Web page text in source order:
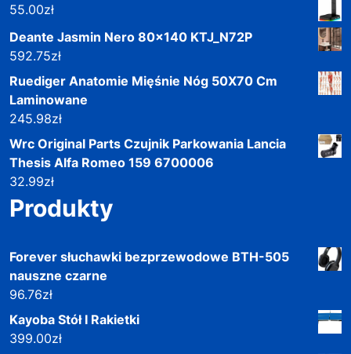
55.00zł
Deante Jasmin Nero 80x140 KTJ_N72P
592.75zł
Ruediger Anatomie Mięśnie Nóg 50X70 Cm
Laminowane
245.98zł
Wrc Original Parts Czujnik Parkowania Lancia
Thesis Alfa Romeo 159 6700006
32.99zł
Produkty
Forever słuchawki bezprzewodowe BTH-505
nauszne czarne
96.76zł
Kayoba Stół I Rakietki
399.00zł